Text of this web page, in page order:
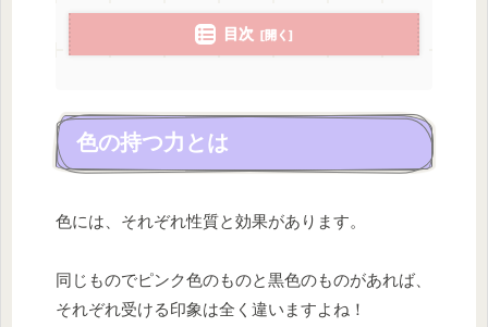
目次
色の持つ力とは
色には、それぞれ性質と効果があります。
同じものでピンク色のものと黒色のものがあれば、
それぞれ受ける印象は全く違いますよね！